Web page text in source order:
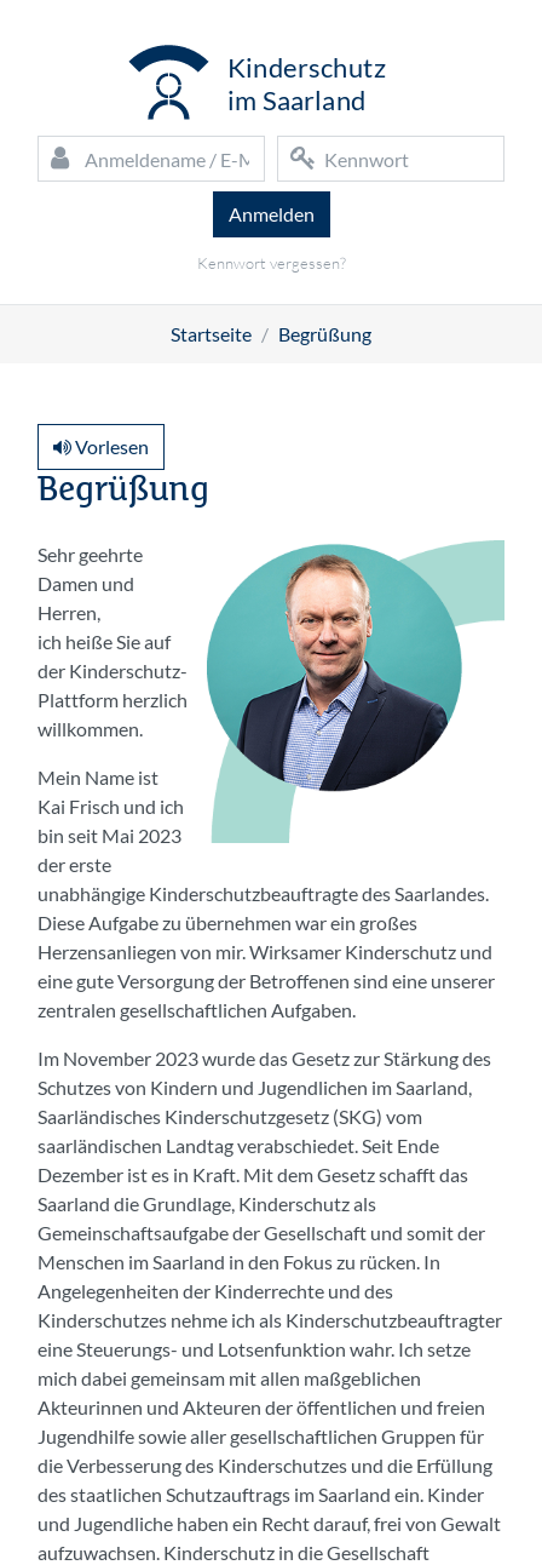
K
inderschutz
i
m Saarland
Anmeldename / E-Mail Kennwort
Kennwort vergessen?
Startseite Begrüßung
Vorlesen
Begrüßung
Sehr geehrte
Damen und
Herren,
ich heiße Sie auf
der Kinderschutz-
Plattform herzlich
willkommen.
Mein Name ist
Kai Frisch und ich
bin seit Mai 2023
der erste
unabhängige Kinderschutzbeauftragte des Saarlandes.
Diese Aufgabe zu übernehmen war ein großes
Herzensanliegen von mir. Wirksamer Kinderschutz und
eine gute Versorgung der Betroffenen sind eine unserer
zentralen gesellschaftlichen Aufgaben.
Im November 2023 wurde das Gesetz zur Stärkung des
Schutzes von Kindern und Jugendlichen im Saarland,
Saarländisches Kinderschutzgesetz (SKG) vom
saarländischen Landtag verabschiedet. Seit Ende
Dezember ist es in Kraft. Mit dem Gesetz schafft das
Saarland die Grundlage, Kinderschutz als
Gemeinschaftsaufgabe der Gesellschaft und somit der
Menschen im Saarland in den Fokus zu rücken. In
Angelegenheiten der Kinderrechte und des
Kinderschutzes nehme ich als Kinderschutzbeauftragter
eine Steuerungs- und Lotsenfunktion wahr. Ich setze
mich dabei gemeinsam mit allen maßgeblichen
Akteurinnen und Akteuren der öffentlichen und freien
Jugendhilfe sowie aller gesellschaftlichen Gruppen für
die Verbesserung des Kinderschutzes und die Erfüllung
des staatlichen Schutzauftrags im Saarland ein. Kinder
und Jugendliche haben ein Recht darauf, frei von Gewalt
aufzuwachsen. Kinderschutz in die Gesellschaft